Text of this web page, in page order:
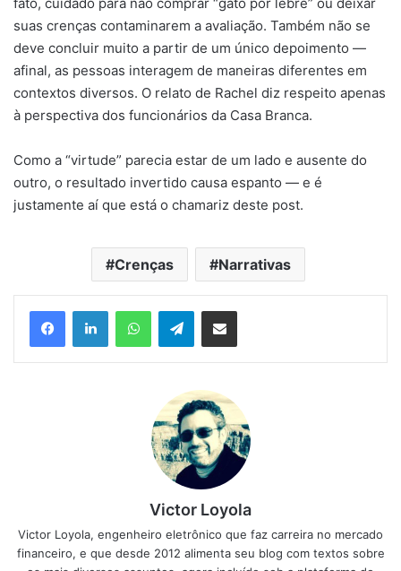
suas crenças contaminarem a avaliação. Também não se
deve concluir muito a partir de um único depoimento —
afinal, as pessoas interagem de maneiras diferentes em
contextos diversos. O relato de Rachel diz respeito apenas
à perspectiva dos funcionários da Casa Branca.
Como a “virtude” parecia estar de um lado e ausente do
outro, o resultado invertido causa espanto — e é
justamente aí que está o chamariz deste post.
Crenças Narrativas
Telegram
Victor Loyola
Victor Loyola, engenheiro eletrônico que faz carreira no mercado
financeiro, e que desde 2012 alimenta seu blog com textos sobre